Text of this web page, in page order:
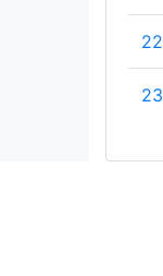
22
23